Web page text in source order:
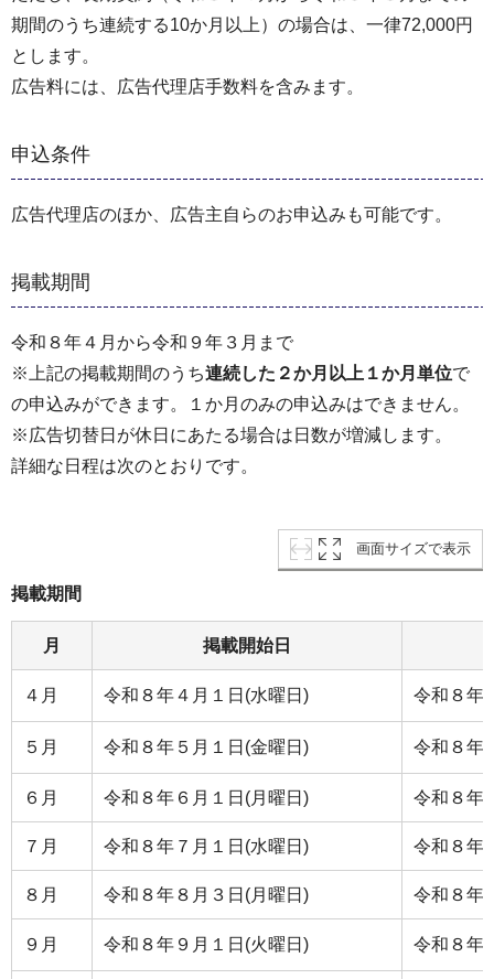
期間のうち連続する10か月以上）の場合は、一律72,000円
とします。
広告料には、広告代理店手数料を含みます。
申込条件
広告代理店のほか、広告主自らのお申込みも可能です。
掲載期間
令和８年４月から令和９年３月まで
※上記の掲載期間のうち連続した２か月以上１か月単位で
の申込みができます。１か月のみの申込みはできません。
※広告切替日が休日にあたる場合は日数が増減します。
詳細な日程は次のとおりです。
画面サイズで表示
掲載期間
月 掲載開始日
４月 令和８年４月１日(水曜日) 令和８年
５月 令和８年５月１日(金曜日) 令和８年
６月 令和８年６月１日(月曜日) 令和８年
７月 令和８年７月１日(水曜日) 令和８年
８月 令和８年８月３日(月曜日) 令和８年
９月 令和８年９月１日(火曜日) 令和８年